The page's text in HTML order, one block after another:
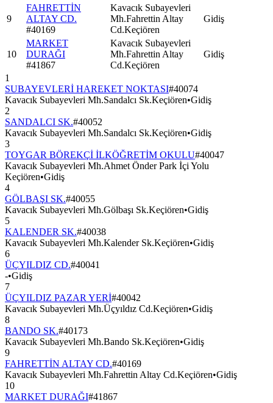
9
FAHRETTİN
ALTAY CD.
#40169
Kavacık Subayevleri
Mh.Fahrettin Altay
Cd.Keçiören
Gidiş
10
MARKET
DURAĞI
#41867
Kavacık Subayevleri
Mh.Fahrettin Altay
Cd.Keçiören
Gidiş
1
SUBAYEVLERİ HAREKET NOKTASI#40074
Kavacık Subayevleri Mh.Sandalcı Sk.Keçiören•Gidiş
2
SANDALCI SK.#40052
Kavacık Subayevleri Mh.Sandalcı Sk.Keçiören•Gidiş
3
TOYGAR BÖREKÇİ İLKÖĞRETİM OKULU#40047
Kavacık Subayevleri Mh.Ahmet Önder Park İçi Yolu
Keçiören•Gidiş
4
GÖLBAŞI SK.#40055
Kavacık Subayevleri Mh.Gölbaşı Sk.Keçiören•Gidiş
5
KALENDER SK.#40038
Kavacık Subayevleri Mh.Kalender Sk.Keçiören•Gidiş
6
ÜÇYILDIZ CD.#40041
-•Gidiş
7
ÜÇYILDIZ PAZAR YERİ#40042
Kavacık Subayevleri Mh.Üçyıldız Cd.Keçiören•Gidiş
8
BANDO SK.#40173
Kavacık Subayevleri Mh.Bando Sk.Keçiören•Gidiş
9
FAHRETTİN ALTAY CD.#40169
Kavacık Subayevleri Mh.Fahrettin Altay Cd.Keçiören•Gidiş
10
MARKET DURAĞI#41867